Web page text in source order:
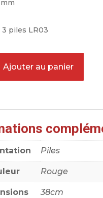
piles LR03
Ajouter au panier
Piles
Rouge
38cm